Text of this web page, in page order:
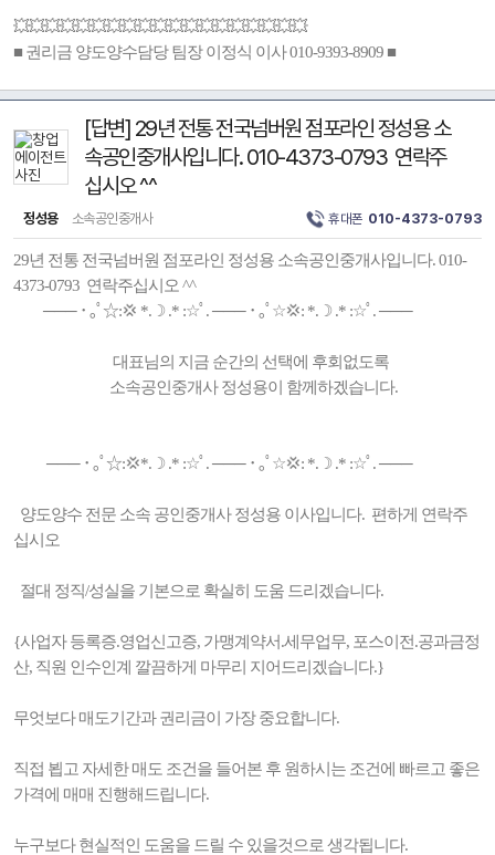
💥💥💥💥💥💥💥💥💥💥💥💥💥💥💥💥💥💥💥
■ 권리금 양도양수담당 팀장 이정식 이사 010-9393-8909 ■
[답변] 29년 전통 전국넘버원 점포라인 정성용 소
속공인중개사입니다. 010-4373-0793 연락주
십시오 ^^
정성용 소속공인중개사 휴대폰 010-4373-0793
29년 전통 전국넘버원 점포라인 정성용 소속공인중개사입니다. 010-
4373-0793 연락주십시오 ^^
─── ･ ｡ﾟ☆:💢 *.☽ .* :☆ﾟ. ─── ･ ｡ﾟ☆💢: *.☽ .* :☆ﾟ. ───
대표님의 지금 순간의 선택에 후회없도록
소속공인중개사 정성용이 함께하겠습니다.
─── ･ ｡ﾟ☆:💢*.☽ .* :☆ﾟ. ─── ･ ｡ﾟ☆💢: *.☽ .* :☆ﾟ. ───
양도양수 전문 소속 공인중개사 정성용 이사입니다. 편하게 연락주
십시오
절대 정직/성실을 기본으로 확실히 도움 드리겠습니다.
{사업자 등록증.영업신고증, 가맹계약서.세무업무, 포스이전.공과금정
산, 직원 인수인계 깔끔하게 마무리 지어드리겠습니다.}
무엇보다 매도기간과 권리금이 가장 중요합니다.
직접 뵙고 자세한 매도 조건을 들어본 후 원하시는 조건에 빠르고 좋은
가격에 매매 진행해드립니다.
누구보다 현실적인 도움을 드릴 수 있을것으로 생각됩니다.